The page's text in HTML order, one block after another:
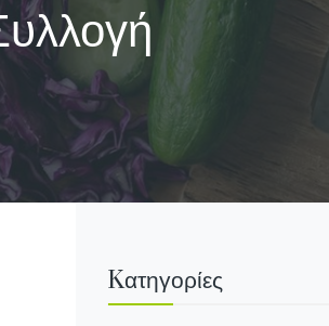
Kατηγορίες